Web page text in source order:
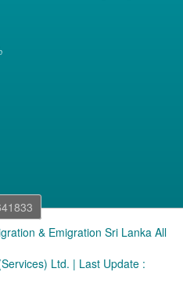
& Emigration Sri Lanka All
Ltd. | Last Update :